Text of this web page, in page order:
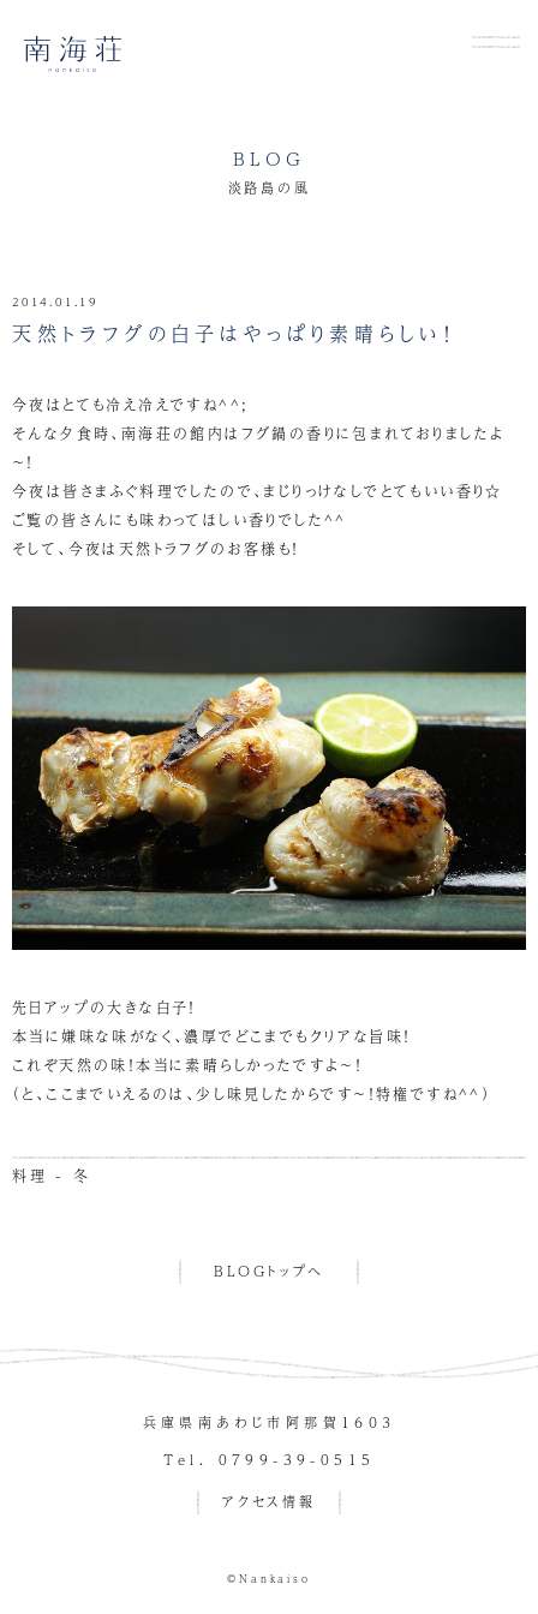
BLOG
淡路島の風
2014.01.19
天然トラフグの白子はやっぱり素晴らしい！
今夜はとても冷え冷えですね^^;
そんな夕食時、南海荘の館内はフグ鍋の香りに包まれておりましたよ
～！
今夜は皆さまふぐ料理でしたので、まじりっけなしでとてもいい香り☆
ご覧の皆さんにも味わってほしい香りでした^^
そして、今夜は天然トラフグのお客様も！
先日アップの大きな白子！
本当に嫌味な味がなく、濃厚でどこまでもクリアな旨味！
これぞ天然の味！本当に素晴らしかったですよ～！
（と、ここまでいえるのは、少し味見したからです～！特権ですね^^）
料理 - 冬
BLOGトップへ
兵庫県南あわじ市阿那賀１６０３
Tel. 0799-39-0515
アクセス情報
©Nankaiso